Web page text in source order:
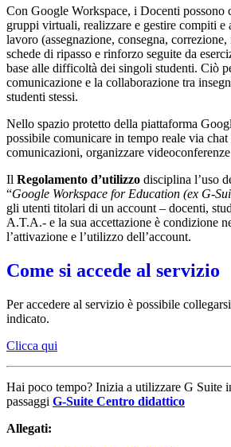
Con Google Workspace, i Docenti possono
gruppi virtuali, realizzare e gestire compiti e
lavoro (assegnazione, consegna,
schede di ripasso e rinforzo seguite da
base alle difficoltà dei singoli studenti. Ciò
comunicazione e la collaborazione tra
studenti stessi.
Nello spazio protetto della piattaforma
possibile comunicare in tempo reale via
comunicazioni, organizzare
Il Regolamento d’utilizzo disciplina l’uso
“Google Workspace for Education (ex G-
gli utenti titolari di un account – docenti,
A.T.A.- e la sua accettazione è condizione
l’attivazione e l’utilizzo dell’account.
Come si accede al servizio
Per accedere al servizio è possibile
indicato.
Clicca qui
Hai poco tempo? Inizia a utilizzare G Suite
passaggi G-Suite Centro didattico
Allegati: